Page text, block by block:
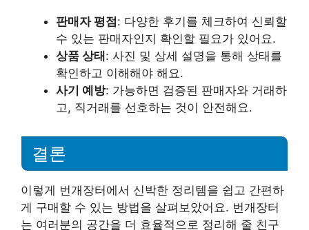
판매자 평점: 다양한 후기를 체크하여 신뢰할
수 있는 판매자인지 확인할 필요가 있어요.
상품 상태: 사진 및 상세 설명을 통해 상태를
확인하고 이해해야 해요.
사기 예방: 가능하면 검증된 판매자와 거래하
고, 직거래를 선호하는 것이 안전해요.
결론
이렇게 번개장터에서 신박한 정리템을 쉽고 간편하
게 구매할 수 있는 방법을 살펴보았어요. 번개장터
는 여러분의 공간을 더 효율적으로 정리해 줄 친구